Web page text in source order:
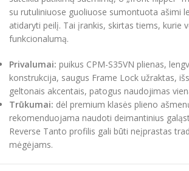
su rutuliniuose guoliuose sumontuota ašimi
atidaryti peilį. Tai įrankis, skirtas tiems, kurie
funkcionalumą.
Privalumai: puikus CPM-S35VN plienas,
konstrukcija, saugus Frame Lock užraktas,
geltonais akcentais, patogus naudojimas
Trūkumai: dėl premium klasės plieno
rekomenduojama naudoti deimantinius
Reverse Tanto profilis gali būti neįprastas
mėgėjams.